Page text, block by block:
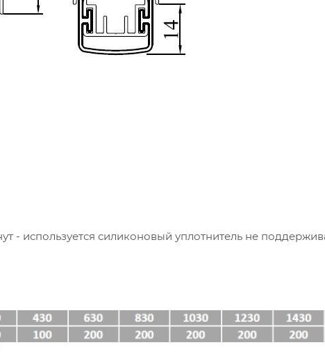
- используется силиконовый уплотнитель не